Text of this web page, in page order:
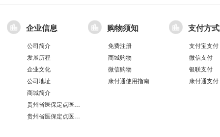
企业信息
公司简介
发展历程
企业文化
公司地址
商城简介
贵州省医保定点医疗机构医保服务情况表（第551分店）
贵州省医保定点医疗机构医保服务情况表（第100分店）
购物须知
免费注册
商城购物
微信购物
康付通使用指南
支付方式
支付宝支付
微信支付
银联支付
康付通支付